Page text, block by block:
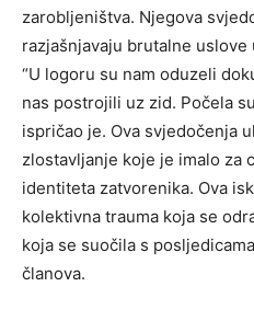
zarobljeništva. Njegova
razjašnjavaju brutalne
“U logoru su nam oduzeli
nas postrojili uz zid. Počela
ispričao je. Ova svjedočenja
zlostavljanje koje je imalo za
identiteta zatvorenika. Ova
kolektivna trauma koja se
koja se suočila s
članova.